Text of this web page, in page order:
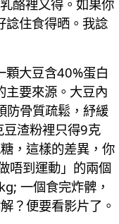
酪裡又得。如果你
諗住食得晒。我諗
顆大豆含40%蛋白
主要來源。大豆內
防骨質疏鬆，紓緩
渣粉裡只得9克
，這樣的差異，你
唔到運動」的兩個
一個食完炸髀，
？便要看影片了。